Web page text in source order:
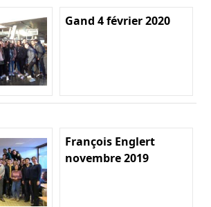
Gand 4 février 2020
François Englert
novembre 2019